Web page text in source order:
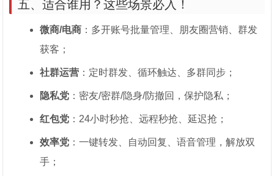
五、适合谁用？这些场景必入！
微商/电商 ：多开账号批量管理、朋友圈营销、群发
获客；
社群运营 ：定时群发、循环触达、多群同步；
隐私党 ：密友/密群/隐身/防撤回，保护隐私；
红包党 ：24小时秒抢、远程秒抢、延迟抢；
效率党 ：一键转发、自动回复、语音管理，解放双
手；